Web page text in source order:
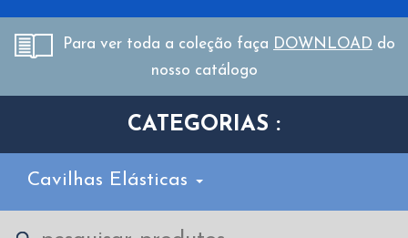
Para ver toda a coleção faça DOWNLOAD do
nosso catálogo
CATEGORIAS :
Cavilhas Elásticas